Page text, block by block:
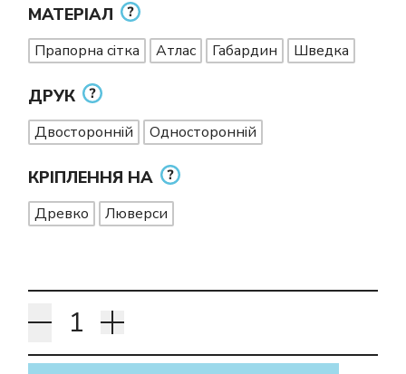
МАТЕРІАЛ
Прапорна сітка Атлас Габардин Шведка
ДРУК
Двосторонній Односторонній
КРІПЛЕННЯ НА
Древко Люверси